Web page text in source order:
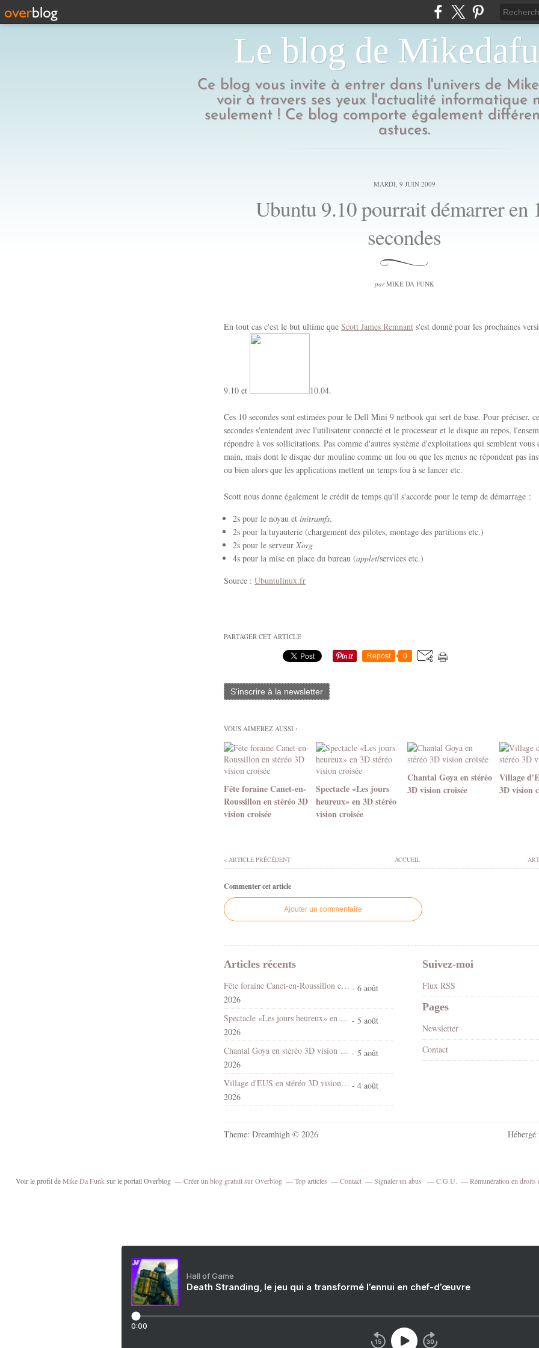
Le blog de
Ce blog vous invite à entrer dans l'univers de
voir à travers ses yeux l'actualité informatique
seulement ! Ce blog comporte également
astuces.
MARDI, 9 JUIN 2009
Ubuntu 9.10 pourrait démarrer en
secondes
parMIKE DA FUNK
En tout cas c'est le but ultime que Scott James Remnant s'est donné pour les prochaines
9.10 et 10.04.
Ces 10 secondes sont estimées pour le Dell Mini 9 netbook qui sert de base. Pour préciser,
secondes s'entendent avec l'utilisateur connecté et le processeur et le disque au repos,
répondre à vos sollicitations. Pas comme d'autres système d'exploitations qui semblent vous
main, mais dont le disque dur mouline comme un fou ou que les menus ne répondent pas
ou bien alors que les applications mettent un temps fou à se lancer etc.
Scott nous donne également le crédit de temps qu'il s'accorde pour le temp de démarrage :
2s pour le noyau et initramfs.
2s pour la tuyauterie (chargement des pilotes, montage des partitions etc.)
2s pour le serveur Xorg
4s pour la mise en place du bureau (applet/services etc.)
Source : Ubuntulinux.fr
PARTAGER CET ARTICLE
Repost 0
S'inscrire à la newsletter
VOUS AIMEREZ AUSSI :
Fête foraine Canet-en-
Roussillon en stéréo 3D
vision croisée
Spectacle «Les jours
heureux» en 3D stéréo
vision croisée
Chantal Goya en stéréo
3D vision croisée
Village
3D vision
ACCUEIL
« ARTICLE PRÉCÉDENT
Commenter cet article
Ajouter un commentaire
Articles récents
Fête foraine Canet-en-Roussillon en stéréo 3D vision croisée - 6 août
2026
Spectacle «Les jours heureux» en 3D stéréo vision croisée - 5 août
2026
Chantal Goya en stéréo 3D vision croisée - 5 août
2026
Village d'EUS en stéréo 3D vision croisée - 4 août
2026
Suivez-moi
Flux RSS
Pages
Newsletter
Contact
Theme: Dreamhigh © 2026 Hébergé
Voir le profil deMike Da Funk sur le portail Overblog Créer un blog gratuit sur Overblog Top articles Contact Signaler un abus C.G.U. Rémunération en droits
Hall of Game
Death Stranding, le jeu qui a transformé l’ennui en chef-d’œuvre
0:00